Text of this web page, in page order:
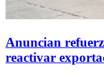
Anuncian
reactivar